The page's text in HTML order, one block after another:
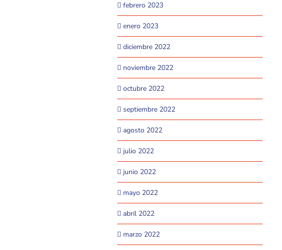
febrero 2023
enero 2023
diciembre 2022
noviembre 2022
octubre 2022
septiembre 2022
agosto 2022
julio 2022
junio 2022
mayo 2022
abril 2022
marzo 2022